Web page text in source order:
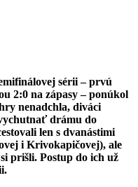
sérii – prvú
2:0 na zápasy – ponúkol
nenadchla, diváci
drámu do
len s dvanástimi
i Krivokapičovej), ale
prišli. Postup do ich už